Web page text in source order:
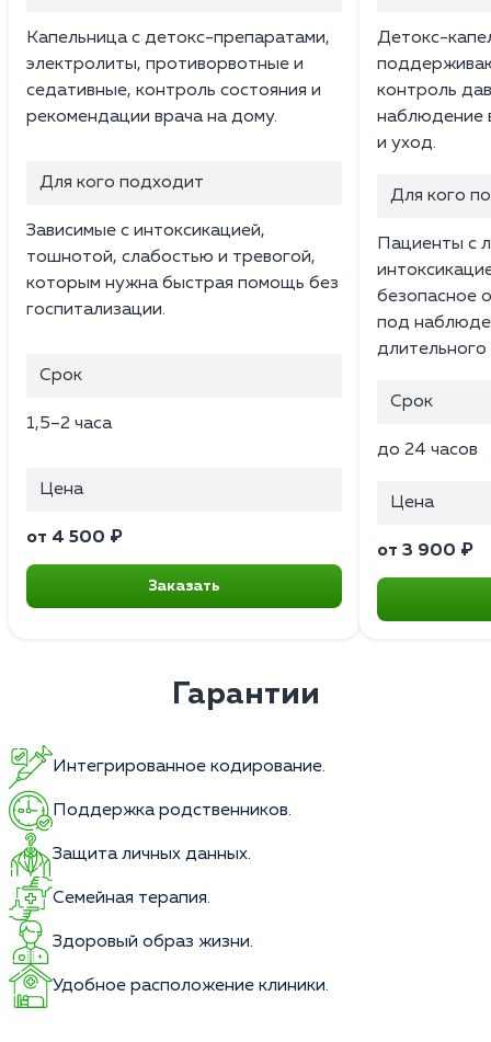
Капельница с детокс-препаратами,
электролиты, противорвотные и
седативные, контроль состояния и
рекомендации врача на дому.
Для кого подходит
Зависимые с интоксикацией,
тошнотой, слабостью и тревогой,
которым нужна быстрая помощь без
госпитализации.
Срок
1,5–2 часа
Цена
от 4 500 ₽
Заказать
Детокс-
контроль
наблюдение
и уход.
Для кого
Пациенты с
безопасное
под
Срок
до 24 часов
Цена
от 3 900 ₽
Гарантии
Интегрированное кодирование.
Поддержка родственников.
Защита личных данных.
Семейная терапия.
Здоровый образ жизни.
Удобное расположение клиники.